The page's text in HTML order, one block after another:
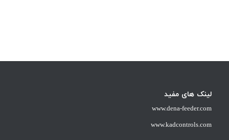
لینک های مفید
www.dena-feeder.com
www.kadcontrols.com